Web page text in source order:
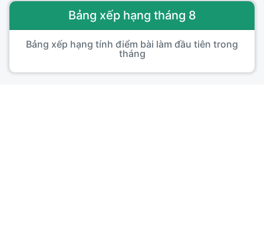
Bảng xếp hạng tháng 8
Bảng xếp hạng tính điểm bài làm đầu tiên trong
tháng